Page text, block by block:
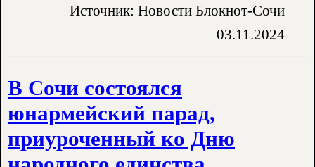
Источник: Новости Блокнот-Сочи
03.11.2024
В Сочи состоялся
юнармейский парад,
приуроченный ко Дню